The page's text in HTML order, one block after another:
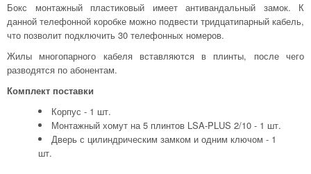
Бокс монтажный пластиковый имеет антивандальный замок. К
данной телефонной коробке можно подвести тридцатипарный кабель,
что позволит подключить 30 телефонных номеров.
Жилы многопарного кабеля вставляются в плинты, после чего
разводятся по абонентам.
Комплект поставки
Корпус - 1 шт.
Монтажный хомут на 5 плинтов LSA-PLUS 2/10 - 1 шт.
Дверь с цилиндрическим замком и одним ключом - 1
шт.